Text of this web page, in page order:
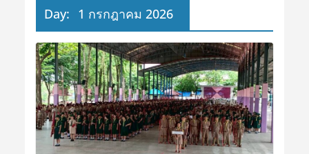
Day: 1 กรกฎาคม 2026